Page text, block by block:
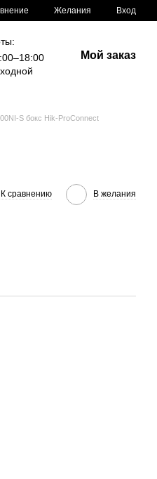
Желания Вход
Мой заказ
S бокс Hik-ProConnect
К сравнению В желания